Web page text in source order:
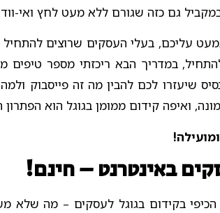
גם כזה שגורם ללא מעט לחץ ואי-
עליכם, בעלי העסקים שרוצים
במדריך הבא ריכזתי מספר טיפים
שיעזרו לכם להבין מה זה פייסבוק
ואיפה קידום ממומן בגוגל הוא הפתרון
באינטרנט – חינם!
בקידום בגוגל לעסקים – מה שלא